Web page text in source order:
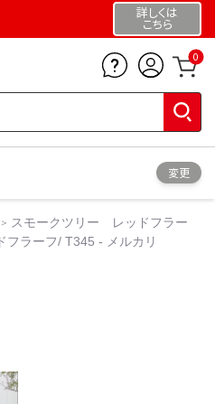
詳しくは
こちら
0
変更
スモークツリー レッドフラー
フラーフ/ T345 - メルカリ